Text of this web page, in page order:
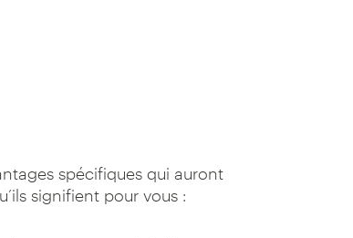
spécifiques qui auront
signifient pour vous :